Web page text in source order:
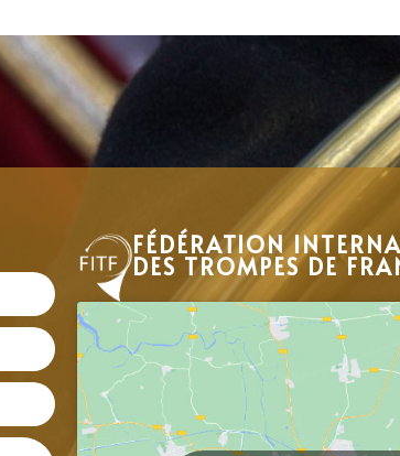
FÉDÉRATION
DES TROMPES DE